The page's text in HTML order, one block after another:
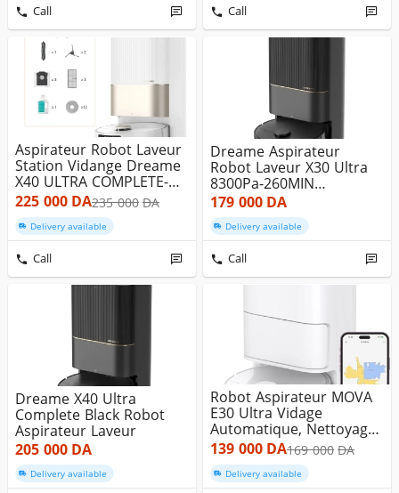
Call Call
Aspirateur Robot Laveur
Station Vidange Dreame
X40 ULTRA COMPLETE-
120...
225 000DA235 000DA
Delivery available
Call
Dreame Aspirateur
Robot Laveur X30 Ultra
8300Pa-260MIN
Autuonomie Vida...
179 000DA
Delivery available
Call
Dreame X40 Ultra
Complete Black Robot
Aspirateur Laveur
205 000DA
Delivery available
Robot Aspirateur MOVA
E30 Ultra Vidage
Automatique, Nettoyage
Automati...
139 000DA169 000DA
Delivery available